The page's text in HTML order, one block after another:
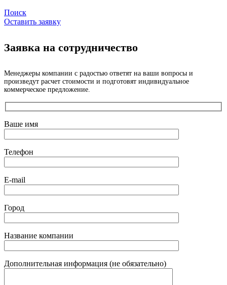
Поиск
Оставить заявку
Заявка на сотрудничество
Менеджеры компании с радостью ответят на ваши вопросы и
произведут расчет стоимости и подготовят индивидуальное
коммерческое предложение.
Ваше имя
Телефон
E-mail
Город
Название компании
Дополнительная информация (не обязательно)